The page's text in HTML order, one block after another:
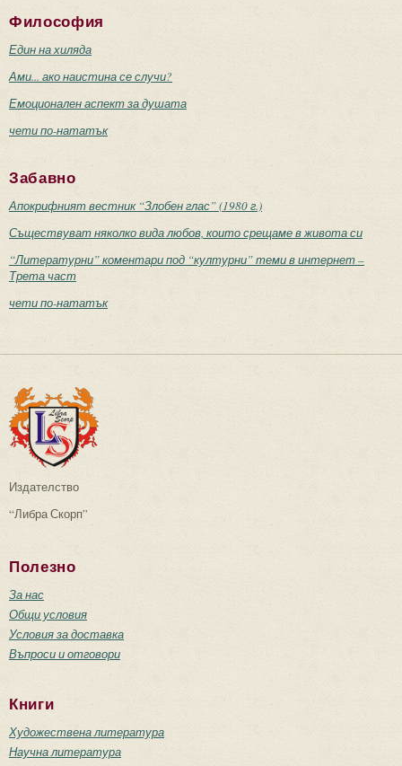
Философия
Един на хиляда
Ами... ако наистина се случи?
Емоционален аспект за душата
чети по-нататък
Забавно
Апокрифният вестник “Злобен глас” (1980 г.)
Съществуват няколко вида любов, които срещаме в живота си
“Литературни” коментари под “културни” теми в интернет –
Трета част
чети по-нататък
Издателство
“Либра Скорп”
Полезно
За нас
Общи условия
Условия за доставка
Въпроси и отговори
Книги
Художествена литература
Научна литература